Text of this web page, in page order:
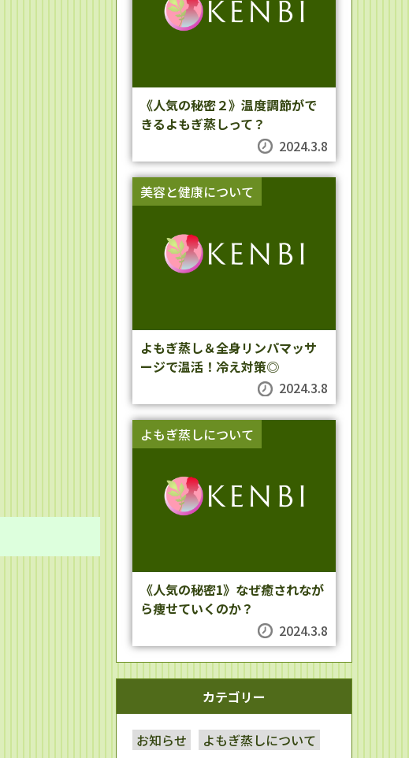
《人気の秘密２》温度調節がで
きるよもぎ蒸しって？
2024.3.8
美容と健康について
よもぎ蒸し＆全身リンパマッサ
ージで温活！冷え対策◎
2024.3.8
よもぎ蒸しについて
《人気の秘密1》なぜ癒されなが
ら痩せていくのか？
2024.3.8
カテゴリー
お知らせ
よもぎ蒸しについて